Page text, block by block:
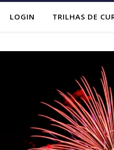
LOGIN TRILHAS DE